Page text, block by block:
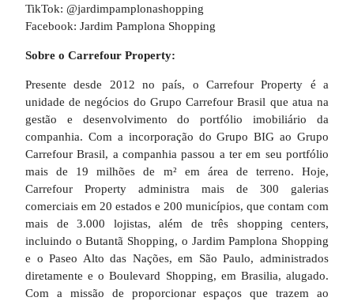
TikTok: @jardimpamplonashopping
Facebook: Jardim Pamplona Shopping
Sobre o Carrefour Property:
Presente desde 2012 no país, o Carrefour Property é a
unidade de negócios do Grupo Carrefour Brasil que atua na
gestão e desenvolvimento do portfólio imobiliário da
companhia. Com a incorporação do Grupo BIG ao Grupo
Carrefour Brasil, a companhia passou a ter em seu portfólio
mais de 19 milhões de m² em área de terreno. Hoje,
Carrefour Property administra mais de 300 galerias
comerciais em 20 estados e 200 municípios, que contam com
mais de 3.000 lojistas, além de três shopping centers,
incluindo o Butantã Shopping, o Jardim Pamplona Shopping
e o Paseo Alto das Nações, em São Paulo, administrados
diretamente e o Boulevard Shopping, em Brasilia, alugado.
Com a missão de proporcionar espaços que trazem ao